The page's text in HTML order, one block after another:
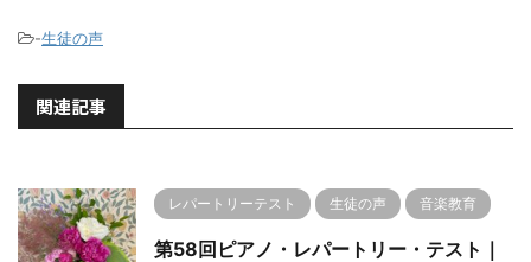
-生徒の声
関連記事
レパートリーテスト 生徒の声 音楽教育
第58回ピアノ・レパートリー・テスト｜